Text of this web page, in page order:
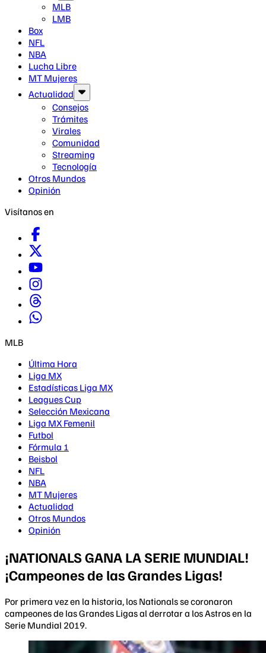
MLB
LMB
Box
NFL
NBA
Lucha Libre
MT Mujeres
Actualidad
Consejos
Trámites
Virales
Comunidad
Streaming
Tecnología
Otros Mundos
Opinión
Visítanos en
MLB
Última Hora
Liga MX
Estadísticas Liga MX
Leagues Cup
Selección Mexicana
Liga MX Femenil
Futbol
Fórmula 1
Beisbol
NFL
NBA
MT Mujeres
Actualidad
Otros Mundos
Opinión
¡NATIONALS GANA LA SERIE MUNDIAL!
¡Campeones de las Grandes Ligas!
Por primera vez en la historia, los Nationals se coronaron
campeones de las Grandes Ligas al derrotar a los Astros en la
Serie Mundial 2019.